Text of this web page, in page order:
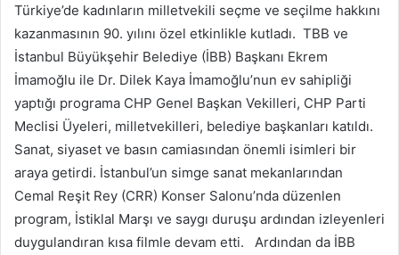
Türkiye’de kadınların milletvekili seçme ve seçilme hakkını
kazanmasının 90. yılını özel etkinlikle kutladı. TBB ve
İstanbul Büyükşehir Belediye (İBB) Başkanı Ekrem
İmamoğlu ile Dr. Dilek Kaya İmamoğlu’nun ev sahipliği
yaptığı programa CHP Genel Başkan Vekilleri, CHP Parti
Meclisi Üyeleri, milletvekilleri, belediye başkanları katıldı.
Sanat, siyaset ve basın camiasından önemli isimleri bir
araya getirdi. İstanbul’un simge sanat mekanlarından
Cemal Reşit Rey (CRR) Konser Salonu’nda düzenlen
program, İstiklal Marşı ve saygı duruşu ardından izleyenleri
duygulandıran kısa filmle devam etti. Ardından da İBB